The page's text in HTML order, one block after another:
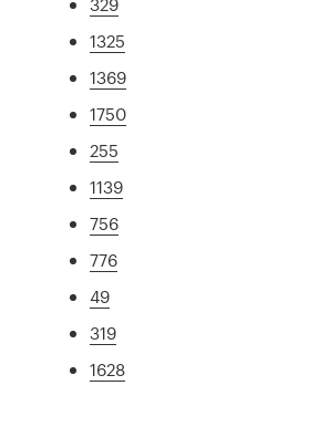
1325
1369
1750
255
1139
756
776
49
319
1628